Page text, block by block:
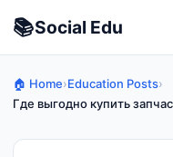
📚Social Edu
🏠 Home›Education Posts›
Где выгодно купить